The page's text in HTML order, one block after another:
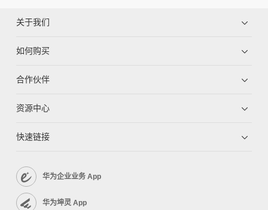
关于我们
如何购买
合作伙伴
资源中心
快速链接
华为企业业务 App
华为坤灵 App